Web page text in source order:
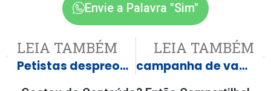
Envie a Palavra "Sim"
LEIA TAMBÉM
Petistas despreocupados com candidatura de Gusttavo Lima
LEIA TAMBÉM
campanha de vacinação contra a Brucelose no primeiro semestre de 2025 acontece de 1º de janeiro a 30 de Junho.